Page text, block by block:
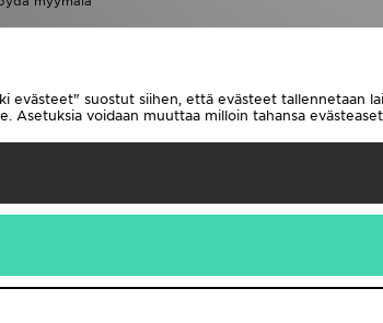
Toimitetaan
Me hyväksymme seuraavat
evästeet" suostut siihen, että evästeet tallennetaan
Asetuksia voidaan muuttaa milloin tahansa